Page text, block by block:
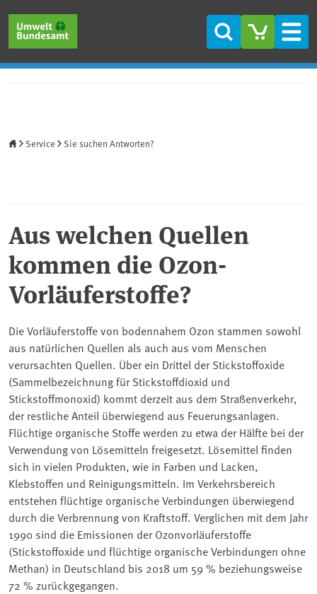
Suche
Service Sie suchen Antworten?
Aus welchen Quellen
kommen die Ozon-
Vorläuferstoffe?
Die Vorläuferstoffe von bodennahem Ozon stammen sowohl
aus natürlichen Quellen als auch aus vom Menschen
verursachten Quellen. Über ein Drittel der Stickstoffoxide
(Sammelbezeichnung für Stickstoffdioxid und
Stickstoffmonoxid) kommt derzeit aus dem Straßenverkehr,
der restliche Anteil überwiegend aus Feuerungsanlagen.
Flüchtige organische Stoffe werden zu etwa der Hälfte bei der
Verwendung von Lösemitteln freigesetzt. Lösemittel finden
sich in vielen Produkten, wie in Farben und Lacken,
Klebstoffen und Reinigungsmitteln. Im Verkehrsbereich
entstehen flüchtige organische Verbindungen überwiegend
durch die Verbrennung von Kraftstoff. Verglichen mit dem Jahr
1990 sind die Emissionen der Ozonvorläuferstoffe
(Stickstoffoxide und flüchtige organische Verbindungen ohne
Methan) in Deutschland bis 2018 um 59 % beziehungsweise
72 % zurückgegangen.